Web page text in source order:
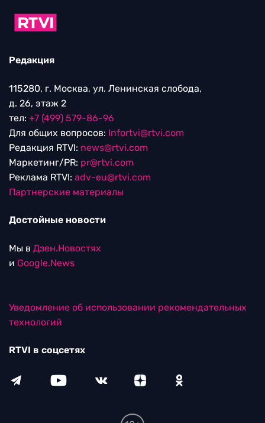
Редакция
115280, г. Москва, ул. Ленинская слобода,
д. 26, этаж 2
тел: +7 (499) 579-86-96
Для общих вопросов: Infortvi@rtvi.com
Редакция RTVI: news@rtvi.com
Маркетинг/PR: pr@rtvi.com
Реклама RTVI: adv-eu@rtvi.com
Партнерские материалы
Достойные новости
Мы в Дзен.Новостях
и Google.News
Уведомление об использовании рекомендательных
технологий
RTVI в соцсетях